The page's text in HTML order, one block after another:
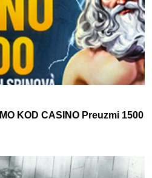
KOD CASINO Preuzmi 1500